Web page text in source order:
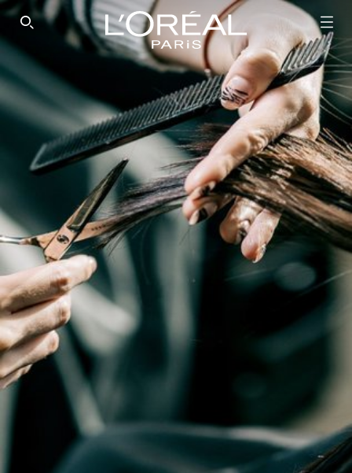
SEARCH THIS SITE